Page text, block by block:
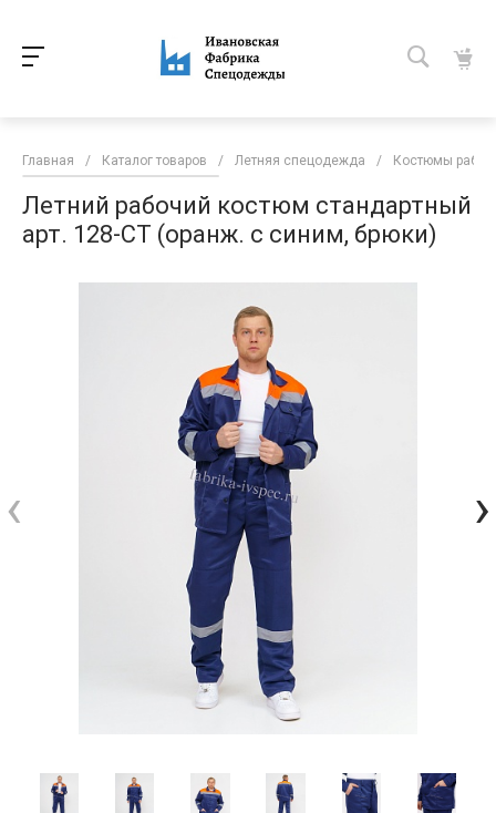
Главная / Каталог товаров / Летняя спецодежда / Костюмы
Летний рабочий костюм стандартный
арт. 128-СТ (оранж. с синим, брюки)
‹ ›